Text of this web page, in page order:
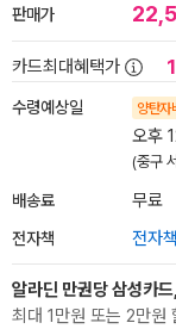
판매가
카드최대혜택가
수령예상일 양탄자
오후
(중구
배송료 무료
전자책 전자
알라딘 만권당 삼성카
최대 1만원 또는 2만